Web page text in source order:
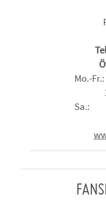
Mo.-
Sa.: